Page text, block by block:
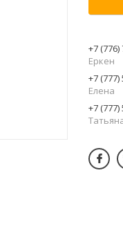
+7 (776)
Еркен
+7 (777)
Елена
+7 (777)